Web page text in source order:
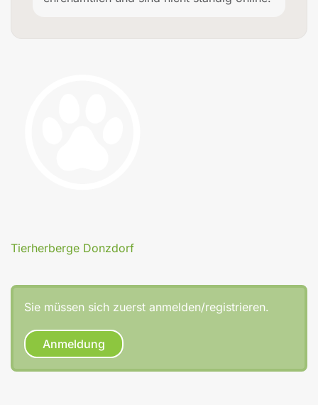
Tierherberge Donzdorf
Sie müssen sich zuerst anmelden/registrieren.
Anmeldung